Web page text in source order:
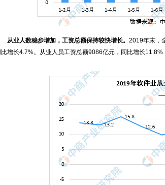
从业人数稳步增加，工资总额保持较快增长。 2019年末，
增长4.7%。从业人员工资总额9086亿元，同比增长11.8%